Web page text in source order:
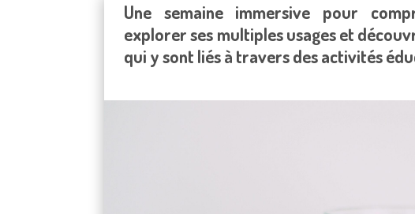
Une semaine immersive pour
explorer ses multiples usages et
qui y sont liés à travers des activités